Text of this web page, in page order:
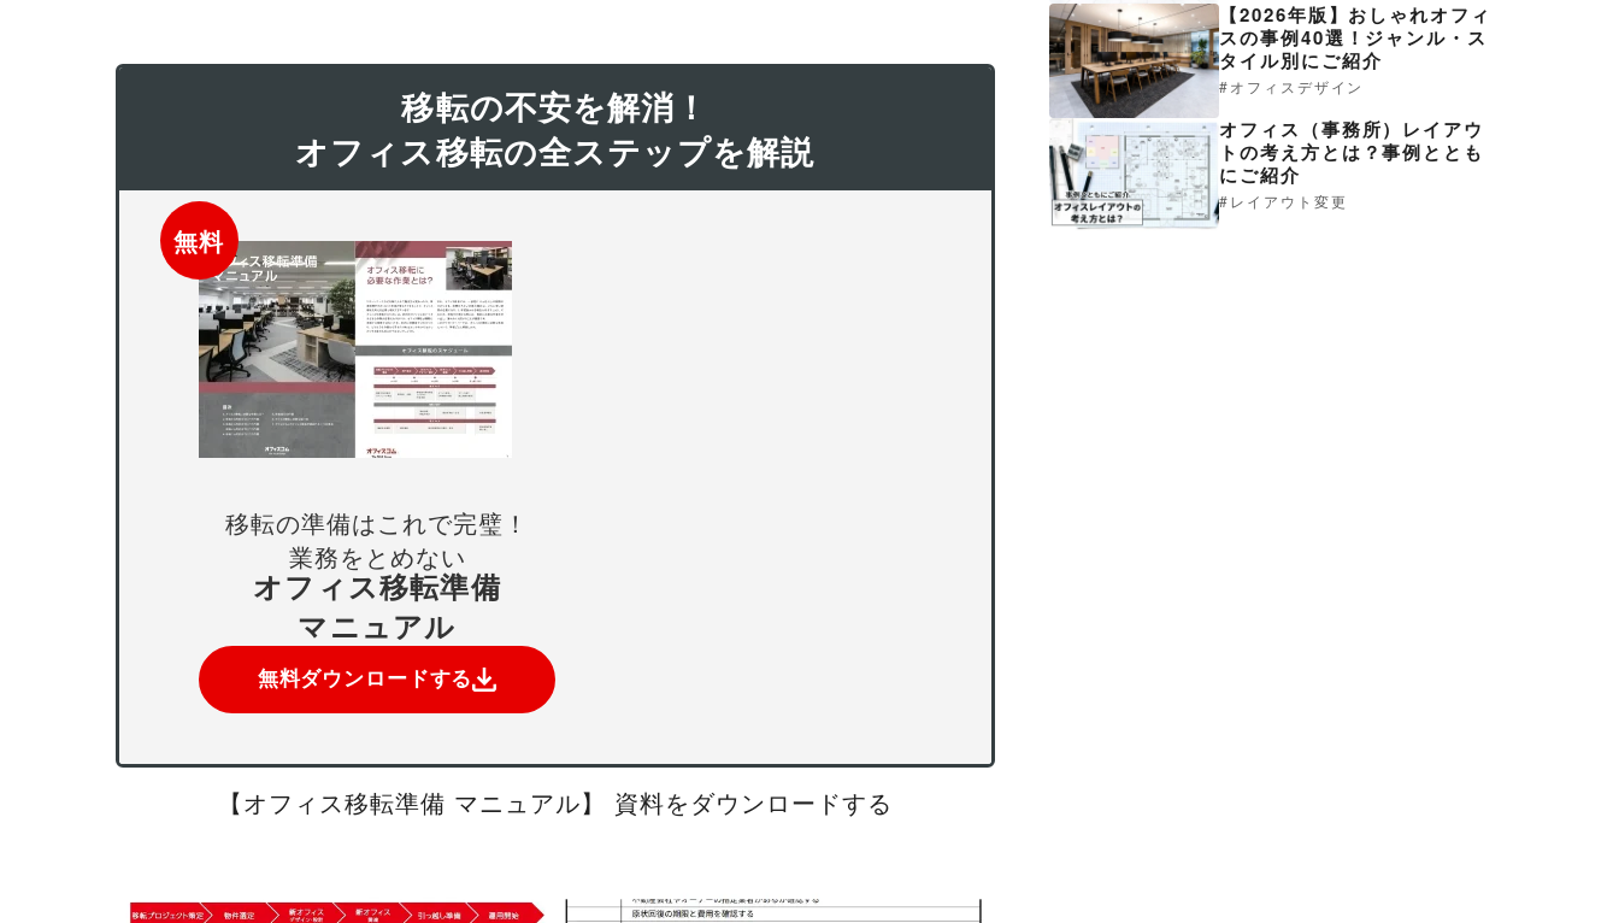
移転の不安を解消！
オフィス移転の全ステップを解説
無料
移転の準備はこれで完璧！
業務をとめない
オフィス移転準備
マニュアル
無料ダウンロードする
【オフィス移転準備 マニュアル】 資料をダウンロードする
【2026年版】おしゃれオフィ
スの事例40選！ジャンル・ス
タイル別にご紹介
オフィスデザイン
オフィス（事務所）レイアウ
トの考え方とは？事例ととも
にご紹介
レイアウト変更